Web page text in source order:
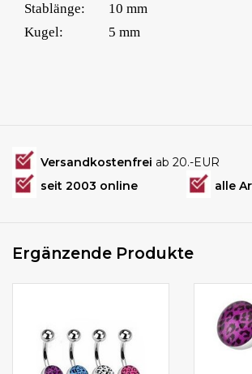
Stablänge:
10 mm
Kugel:
5 mm
Versandkostenfrei ab 20.-EUR
seit 2003 online
alle
Ergänzende Produkte